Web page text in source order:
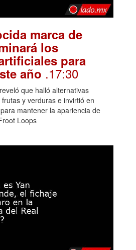
marca de
los
para
año .17:30
que halló alternativas
y verduras e invirtió en
mantener la apariencia de
Loops